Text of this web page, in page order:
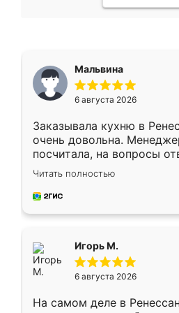
Мальвина
6 августа 2026
Заказывала кухню в
очень довольна.
посчитала, на вопросы
Замерщик приехал в
делу со всей
за день, ребята работали
Читать полностью
Игорь М.
6 августа 2026
На самом деле в